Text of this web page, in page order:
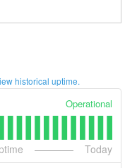
historical uptime.
Operational
Today